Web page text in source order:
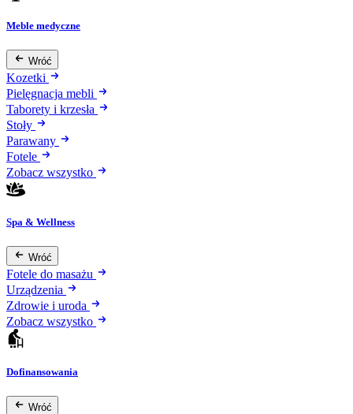
Meble medyczne
Wróć
Kozetki
Pielęgnacja mebli
Taborety i krzesła
Stoły
Parawany
Fotele
Zobacz wszystko
Spa & Wellness
Wróć
Fotele do masażu
Urządzenia
Zdrowie i uroda
Zobacz wszystko
Dofinansowania
Wróć